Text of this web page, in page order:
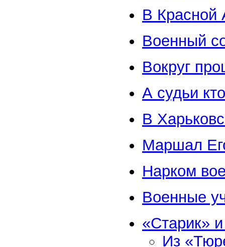
В Красной
Военный
Вокруг
А судьи
В
Маршал
Нарком
Военные
«Старик»
Из